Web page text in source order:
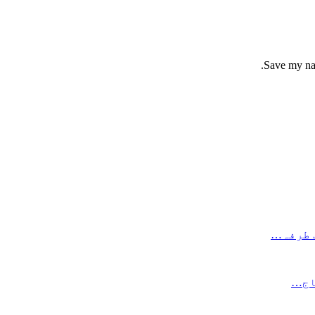
Save my